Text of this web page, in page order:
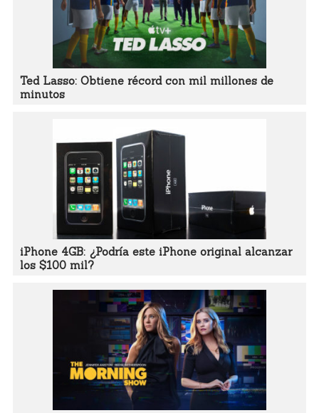
Ted Lasso: Obtiene récord con mil millones de
minutos
iPhone 4GB: ¿Podría este iPhone original alcanzar
los $100 mil?